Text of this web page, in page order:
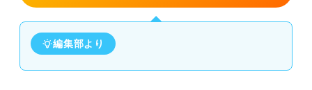
編集部より
ノルマやプレッシャーが怖い
やりたくない業務を指示されるのが苦痛